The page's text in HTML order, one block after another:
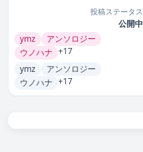
投稿ステータス
公開中
ymz
アンソロジー
ウノハナ +17
ymz
アンソロジー
ウノハナ +17